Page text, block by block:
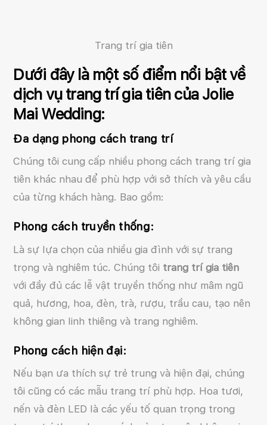
Trang trí gia tiên
Dưới đây là một số điểm nổi bật về
dịch vụ trang trí gia tiên của Jolie
Mai Wedding:
Đa dạng phong cách trang trí
Chúng tôi cung cấp nhiều phong cách trang trí gia
tiên khác nhau để phù hợp với sở thích và yêu cầu
của từng khách hàng. Bao gồm:
Phong cách truyền thống:
Là sự lựa chọn của nhiều gia đình với sự trang
trọng và nghiêm túc. Chúng tôi trang trí gia tiên
với đầy đủ các lễ vật truyền thống như mâm ngũ
quả, hương, hoa, đèn, trà, rượu, trầu cau, tạo nên
không gian linh thiêng và trang nghiêm.
Phong cách hiện đại:
Nếu bạn ưa thích sự trẻ trung và hiện đại, chúng
tôi cũng có các mẫu trang trí phù hợp. Hoa tươi,
nến và đèn LED là các yếu tố quan trọng trong